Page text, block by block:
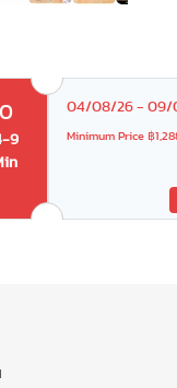
9
04/08/26 - 09/
Minimum Price ฿